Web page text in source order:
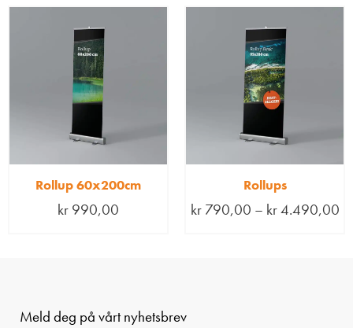
Rollup 60x200cm
kr 990,00
Rollups
kr790,00 – kr4.490,00
Meld deg på vårt nyhetsbrev